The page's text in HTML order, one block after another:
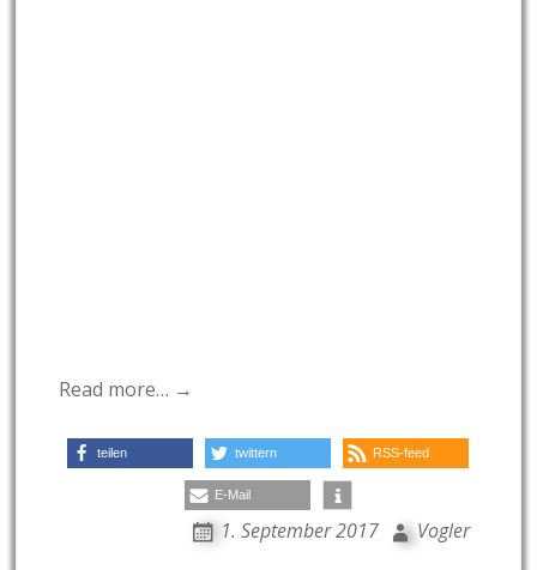
Read more… →
teilen twittern RSS-feed
E-Mail
1. September 2017 Vogler